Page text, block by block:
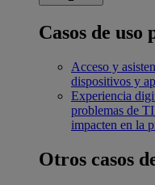
Casos de uso
Acceso y
dispositivos y
Experiencia
problemas de
impacten en la
Otros casos